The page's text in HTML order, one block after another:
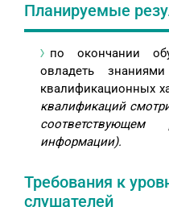
Планируемые
по окончании
овладеть
квалификационных
квалификаций
соответствующем
информации).
Требования к
слушателей